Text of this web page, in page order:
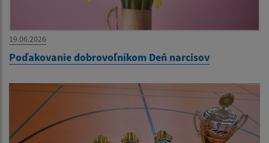
19.06.2026
Poďakovanie dobrovoľníkom Deň narcisov